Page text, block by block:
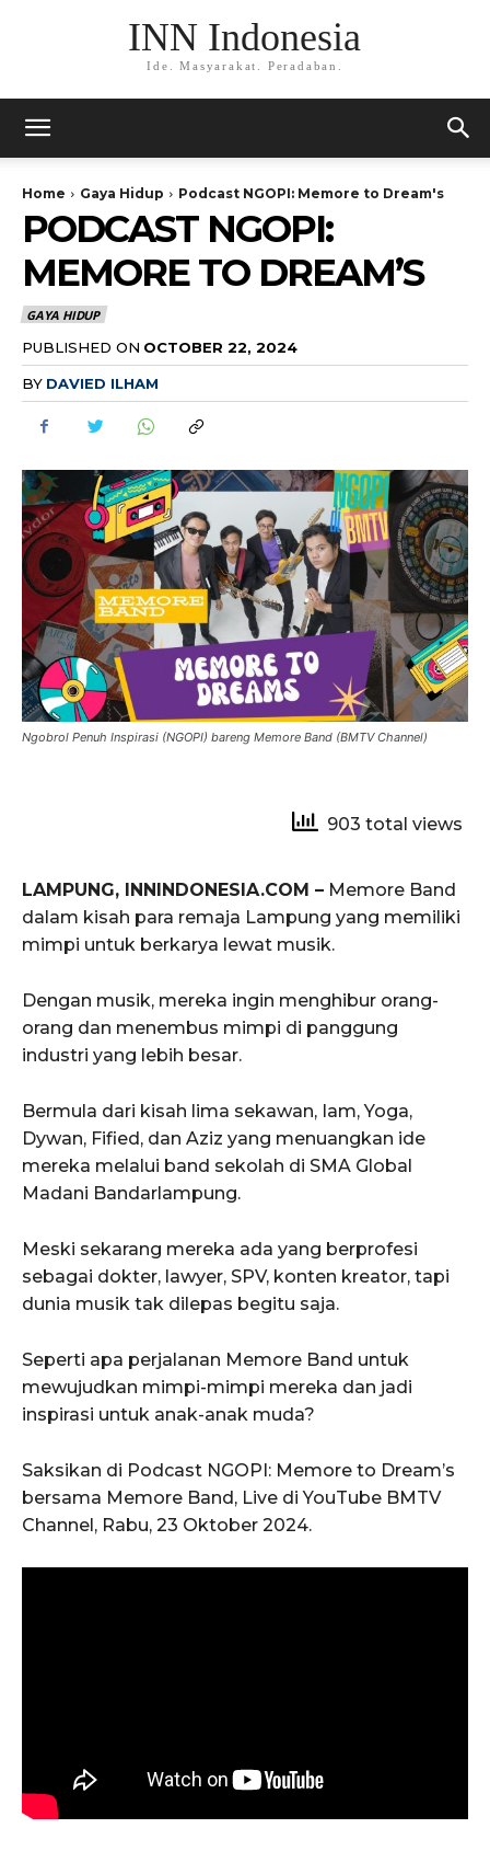
INN Indonesia
Ide. Masyarakat. Peradaban.
Home Gaya Hidup Podcast NGOPI: Memore to Dream's
PODCAST NGOPI:
MEMORE TO DREAM’S
GAYA HIDUP
PUBLISHED ON OCTOBER 22, 2024
BY DAVIED ILHAM
Ngobrol Penuh Inspirasi (NGOPI) bareng Memore Band (BMTV Channel)
903 total views
LAMPUNG, INNINDONESIA.COM – Memore Band
dalam kisah para remaja Lampung yang memiliki
mimpi untuk berkarya lewat musik.
Dengan musik, mereka ingin menghibur orang-
orang dan menembus mimpi di panggung
industri yang lebih besar.
Bermula dari kisah lima sekawan, Iam, Yoga,
Dywan, Fified, dan Aziz yang menuangkan ide
mereka melalui band sekolah di SMA Global
Madani Bandarlampung.
Meski sekarang mereka ada yang berprofesi
sebagai dokter, lawyer, SPV, konten kreator, tapi
dunia musik tak dilepas begitu saja.
Seperti apa perjalanan Memore Band untuk
mewujudkan mimpi-mimpi mereka dan jadi
inspirasi untuk anak-anak muda?
Saksikan di Podcast NGOPI: Memore to Dream’s
bersama Memore Band, Live di YouTube BMTV
Channel, Rabu, 23 Oktober 2024.